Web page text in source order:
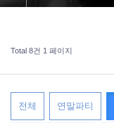
Total 8건 1 페이지
전체 연말파티